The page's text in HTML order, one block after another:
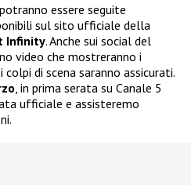
essere seguite
sul sito ufficiale della
Infinity. Anche sui social del
video che mostreranno i
di scena saranno assicurati.
, in prima serata su Canale 5
ufficiale e assisteremo